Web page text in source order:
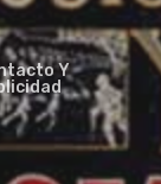
Y